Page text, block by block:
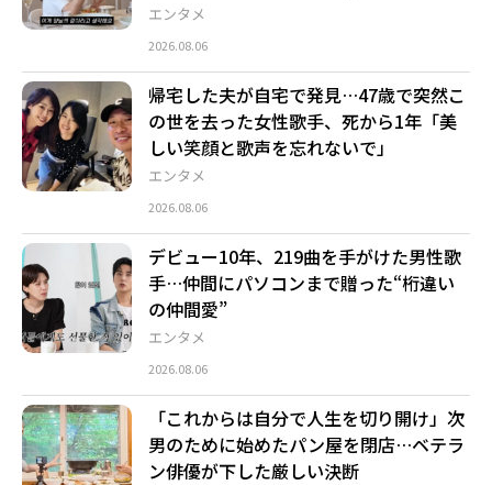
エンタメ
2026.08.06
エンタメ
帰宅した夫が自宅で発見…47歳で突然こ
の世を去った女性歌手、死から1年「美
しい笑顔と歌声を忘れないで」
2026.08.06
エンタメ
デビュー10年、219曲を手がけた男性歌
手…仲間にパソコンまで贈った“桁違い
の仲間愛”
2026.08.06
「これからは自分で人生を切り開け」次
男のために始めたパン屋を閉店…ベテラ
ン俳優が下した厳しい決断